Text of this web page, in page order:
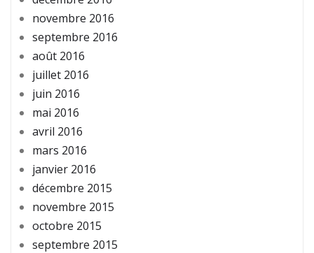
novembre 2016
septembre 2016
août 2016
juillet 2016
juin 2016
mai 2016
avril 2016
mars 2016
janvier 2016
décembre 2015
novembre 2015
octobre 2015
septembre 2015